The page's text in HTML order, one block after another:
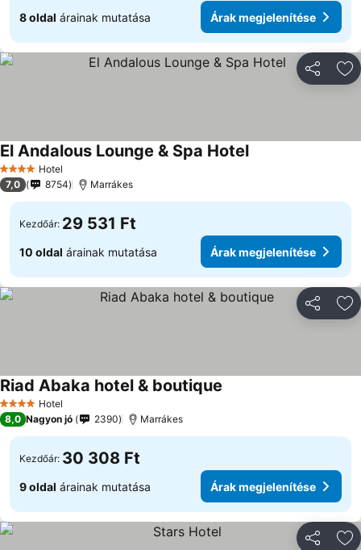
8 oldal árainak mutatása Árak megjelenítése
4 KategóriaHotel
El Andalous Lounge & Spa HotelÁrak
7,0 8754 Marrákes
Kezdőár: 29 531 Ft
10 oldal árainak mutatása Árak megjelenítése
4 KategóriaHotel
Riad Abaka hotel & boutique
8,0 Nagyon jó 2390 Marrákes
Kezdőár: 30 308 Ft
9 oldal árainak mutatása Árak megjelenítése